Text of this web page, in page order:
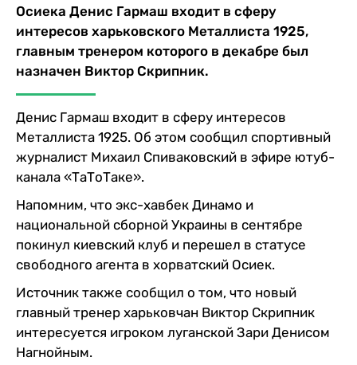
Осиека Денис Гармаш входит в сферу
интересов харьковского Металлиста 1925,
главным тренером которого в декабре был
назначен Виктор Скрипник.
Денис Гармаш входит в сферу интересов
Металлиста 1925. Об этом сообщил спортивный
журналист Михаил Спиваковский в эфире ютуб-
канала «ТаТоТаке».
Напомним, что экс-хавбек Динамо и
национальной сборной Украины в сентябре
покинул киевский клуб и перешел в статусе
свободного агента в хорватский Осиек.
Источник также сообщил о том, что новый
главный тренер харьковчан Виктор Скрипник
интересуется игроком луганской Зари Денисом
Нагнойным.